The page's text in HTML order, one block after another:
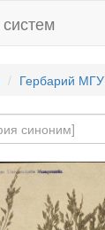
Гербарий МГУ